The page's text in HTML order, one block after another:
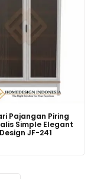
Pajangan Piring
Simple Elegant
Design JF-241